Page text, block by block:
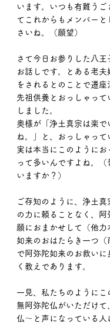
います。いつも有難うご
てこれからもメンバーと
さいね。（願望）
さて今日お参りした八王
お話しです。とある老夫
をされるとのことで遷座
先祖供養とおっしゃって
しました。
奥様が「浄土真宗は楽で
ね。」と、おっしゃって
実は本当にこのようにお
って多いんですよね。（
いますか？）
ご存知のように、浄土真
の力に頼ることなく、阿
願におまかせして（他力
如来のおはたらき一つ（
で阿弥陀如来のお救いに
く教えであります。
一見、私たちのようにこ
無阿弥陀仏がいただけて
仏〜と声になっている人